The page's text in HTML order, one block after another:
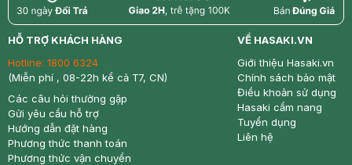
return nowfree price
HỖ TRỢ KHÁCH HÀNG
Hotline: 1800 6324
(Miễn phí , 08-22h kể cả T7, CN)
Các câu hỏi thường gặp
Gửi yêu cầu hỗ trợ
Hướng dẫn đặt hàng
Phương thức thanh toán
Phương thức vận chuyển
VỀ HASAKI.VN
Giới thiệu Hasaki.vn
Chính sách bảo mật
Điều khoản sử dụng
Hasaki cẩm nang
Tuyển dụng
Liên hệ